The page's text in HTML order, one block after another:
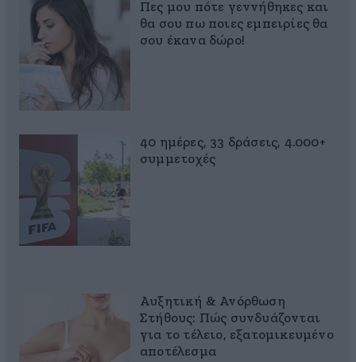
Πες μου πότε γεννήθηκες και
θα σου πω ποιες εμπειρίες θα
σου έκανα δώρο!
40 ημέρες, 33 δράσεις, 4.000+
συμμετοχές
Αυξητική & Ανόρθωση
Στήθους: Πώς συνδυάζονται
για το τέλειο, εξατομικευμένο
αποτέλεσμα